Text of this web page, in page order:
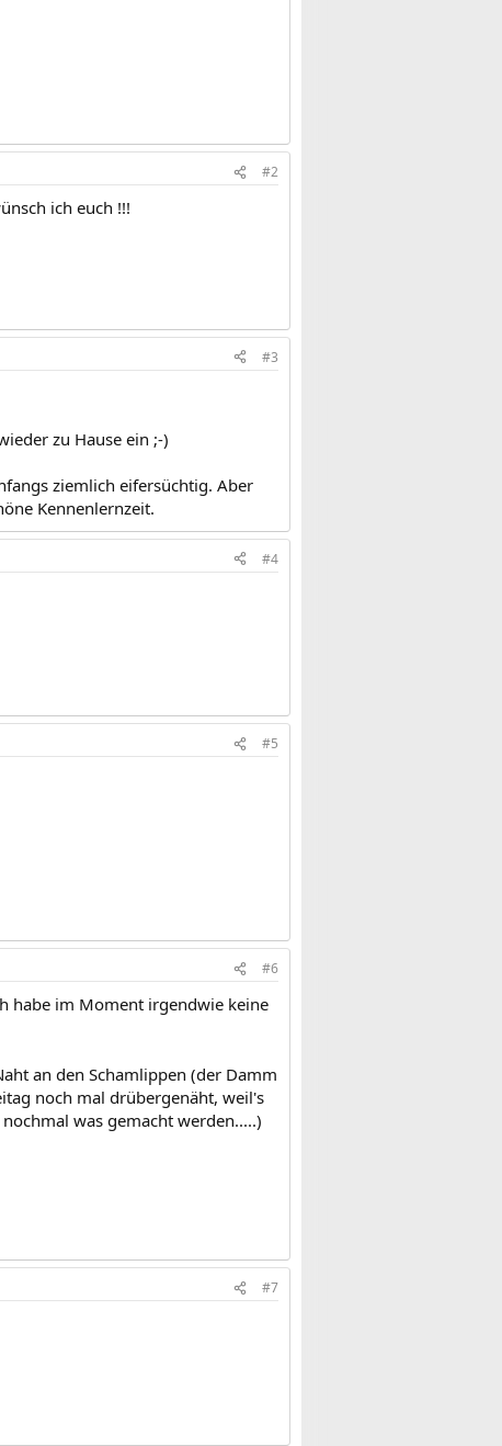
#2
ich euch !!!
#3
zu Hause ein ;-)
ziemlich eifersüchtig. Aber
Kennenlernzeit.
#4
#5
#6
habe im Moment irgendwie keine
an den Schamlippen (der Damm
noch mal drübergenäht, weil's
was gemacht werden.....)
#7